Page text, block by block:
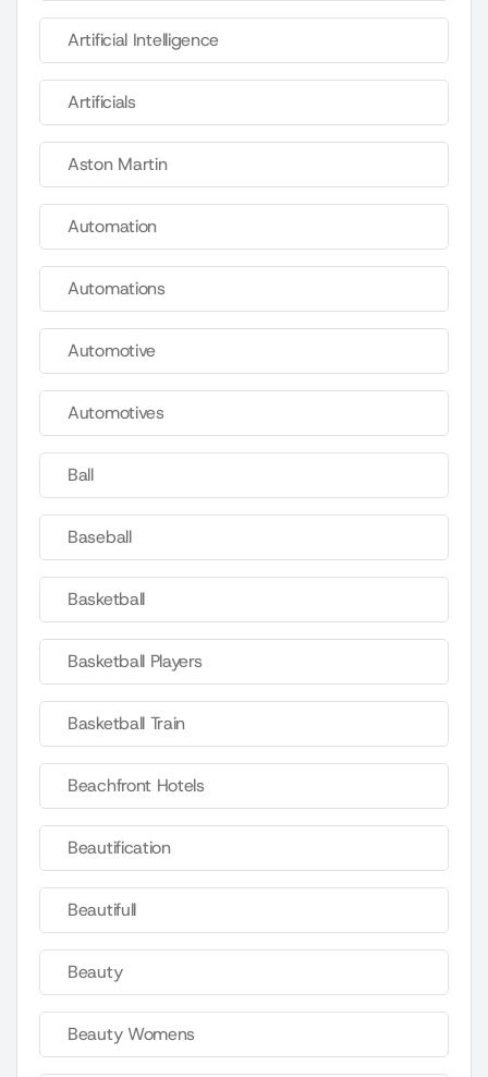
Artificial Intelligence
Artificials
Aston Martin
Automation
Automations
Automotive
Automotives
Ball
Baseball
Basketball
Basketball Players
Basketball Train
Beachfront Hotels
Beautification
Beautifull
Beauty
Beauty Womens